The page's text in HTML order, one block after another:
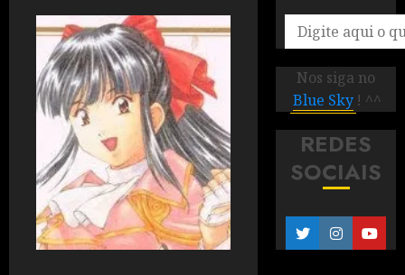
Nos siga no
Blue Sky ! ^^
REDES
SOCIAIS